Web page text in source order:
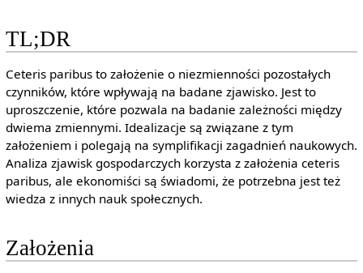
TL;DR
Ceteris paribus to założenie o niezmienności pozostałych
czynników, które wpływają na badane zjawisko. Jest to
uproszczenie, które pozwala na badanie zależności między
dwiema zmiennymi. Idealizacje są związane z tym
założeniem i polegają na symplifikacji zagadnień naukowych.
Analiza zjawisk gospodarczych korzysta z założenia ceteris
paribus, ale ekonomiści są świadomi, że potrzebna jest też
wiedza z innych nauk społecznych.
Założenia